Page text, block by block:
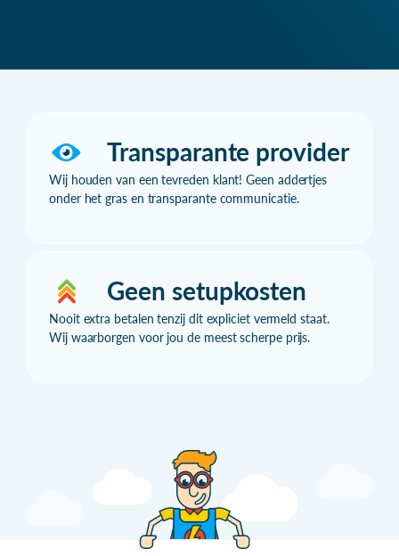
Transparante provider
Wij houden van een tevreden klant! Geen addertjes
onder het gras en transparante communicatie.
Geen setupkosten
Nooit extra betalen tenzij dit expliciet vermeld staat.
Wij waarborgen voor jou de meest scherpe prijs.